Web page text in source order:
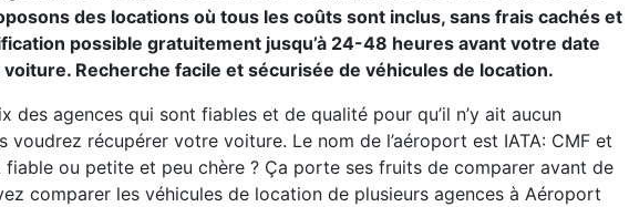
des locations où tous les coûts sont inclus, sans frais cachés et
possible gratuitement jusqu’à 24-48 heures avant votre date
Recherche facile et sécurisée de véhicules de location.
des agences qui sont fiables et de qualité pour qu’il n’y ait aucun
voudrez récupérer votre voiture. Le nom de l’aéroport est IATA: CMF et
fiable ou petite et peu chère ? Ça porte ses fruits de comparer avant de
comparer les véhicules de location de plusieurs agences à Aéroport